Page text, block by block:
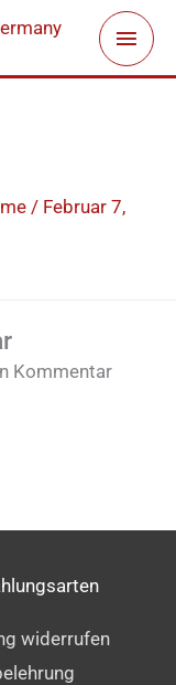
/ Februar 7,
Kommentar
widerrufen